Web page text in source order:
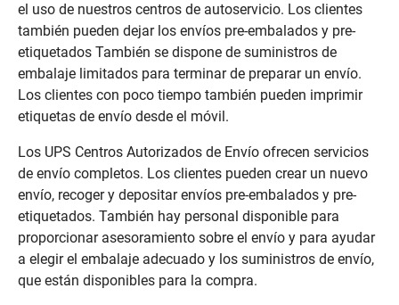
el uso de nuestros centros de autoservicio. Los clientes
también pueden dejar los envíos pre-embalados y pre-
etiquetados También se dispone de suministros de
embalaje limitados para terminar de preparar un envío.
Los clientes con poco tiempo también pueden imprimir
etiquetas de envío desde el móvil.
Los UPS Centros Autorizados de Envío ofrecen servicios
de envío completos. Los clientes pueden crear un nuevo
envío, recoger y depositar envíos pre-embalados y pre-
etiquetados. También hay personal disponible para
proporcionar asesoramiento sobre el envío y para ayudar
a elegir el embalaje adecuado y los suministros de envío,
que están disponibles para la compra.